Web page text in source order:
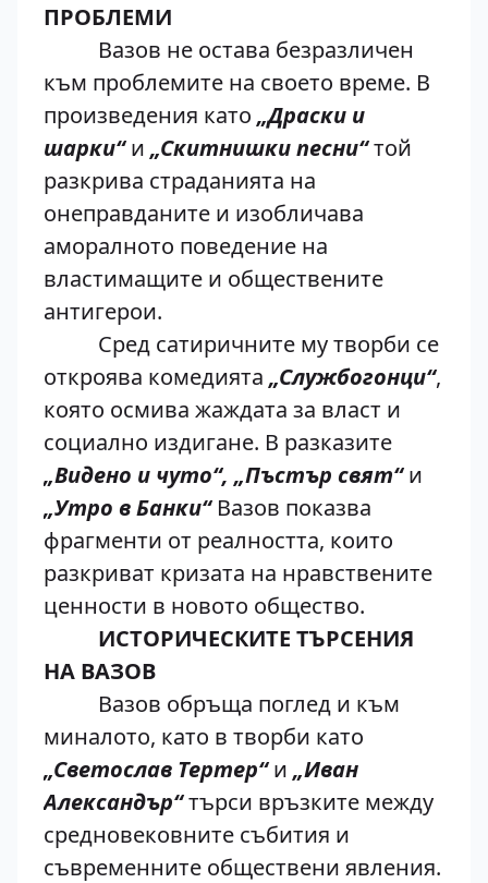
ПРОБЛЕМИ
Вазов не остава безразличен
към проблемите на своето време. В
произведения като „Драски и
шарки“и „Скитнишки песни“той
разкрива страданията на
онеправданите и изобличава
аморалното поведение на
властимащите и обществените
антигерои.
Сред сатиричните му творби се
откроява комедията „Службогонци“,
която осмива жаждата за власт и
социално издигане. В разказите
„Видено и чуто“, „Пъстър свят“и
„Утро в Банки“Вазов показва
фрагменти от реалността, които
разкриват кризата на нравствените
ценности в новото общество.
ИСТОРИЧЕСКИТЕ ТЪРСЕНИЯ
НА ВАЗОВ
Вазов обръща поглед и към
миналото, като в творби като
„Светослав Тертер“и „Иван
Александър“търси връзките между
средновековните събития и
съвременните обществени явления.